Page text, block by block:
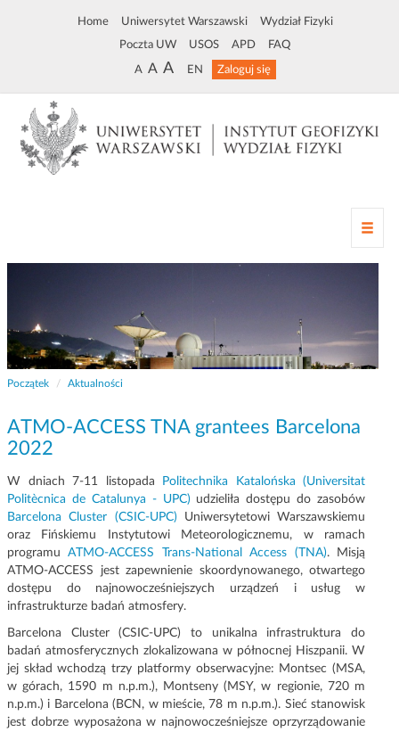
Home Uniwersytet Warszawski Wydział Fizyki
Poczta UW USOS APD FAQ
A A A EN Zaloguj się
Z
m
i
n
i
Początek Aktualności
ATMO-ACCESS TNA grantees Barcelona
2022
W dniach 7-11 listopada
Politechnika Katalońska (Universitat
Politècnica de Catalunya - UPC) udzieliła dostępu do zasobów
Barcelona Cluster (CSIC-UPC) Uniwersytetowi Warszawskiemu
oraz Fińskiemu Instytutowi Meteorologicznemu, w ramach
programuATMO-ACCESS Trans-National Access (TNA). Misją
ATMO-ACCESS jest zapewnienie skoordynowanego, otwartego
dostępu do najnowocześniejszych urządzeń i usług w
infrastrukturze badań atmosfery.
Barcelona Cluster (CSIC-UPC) to unikalna infrastruktura do
badań atmosferycznych zlokalizowana w północnej Hiszpanii. W
jej skład wchodzą trzy platformy obserwacyjne: Montsec (MSA,
w górach, 1590 m n.p.m.), Montseny (MSY, w regionie, 720 m
n.p.m.) i Barcelona (BCN, w mieście, 78 m n.p.m.). Sieć stanowisk
jest dobrze wyposażona w najnowocześniejsze oprzyrządowanie